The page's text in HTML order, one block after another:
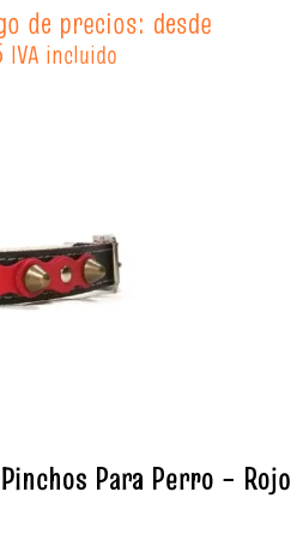
de precios: desde
IVA incluido
Para Perro – Rojo